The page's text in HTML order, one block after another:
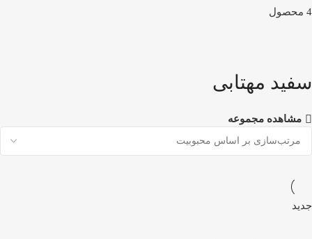
4 محصول
سفید مهتابی
مشاهده مجموعه
جدید